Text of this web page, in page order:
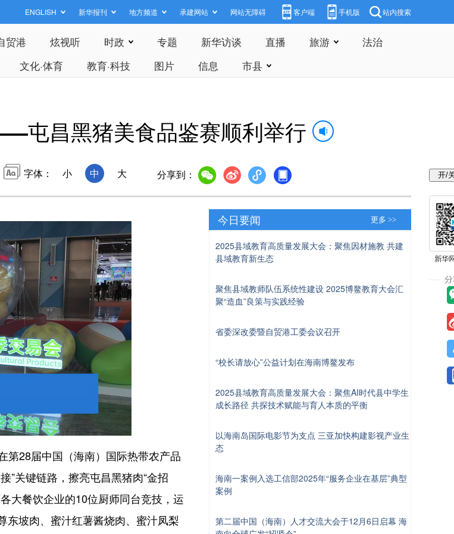
ENGLISH 新华报刊 地方频道 承建网站 网站无障碍 客户端 手机版 站内搜索
贸港 炫视听 时政 专题 新华访谈 直播 旅游
法治
文化·体育 教育·科技 图片 信息 市县
屯昌黑猪美食品鉴赛顺利举行
字体： 小 中 大 分享到：
28届中国（海南）国际热带农产品
”关键链路，擦亮屯昌黑猪肉“金招
大餐饮企业的10位厨师同台竞技，运
东坡肉、蜜汁红薯酱烧肉、蜜汁凤梨
今日要闻 更多 >>
2025县域教育高质量发展大会：聚焦因材施教 共建
县域教育新生态
聚焦县域教师队伍系统性建设 2025博鳌教育大会汇
聚“造血”良策与实践经验
省委深改委暨自贸港工委会议召开
“校长请放心”公益计划在海南博鳌发布
2025县域教育高质量发展大会：聚焦AI时代县中学生
成长路径 共探技术赋能与育人本质的平衡
以海南岛国际电影节为支点 三亚加快构建影视产业生
态
海南一案例入选工信部2025年“服务企业在基层”典型
案例
第二届中国（海南）人才交流大会于12月6日启幕 海